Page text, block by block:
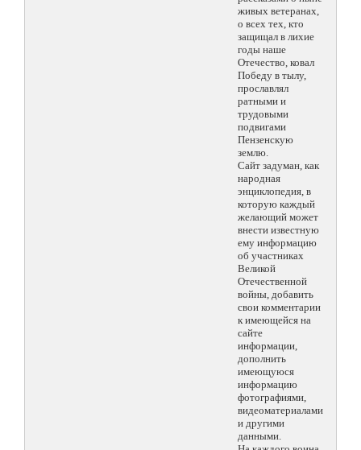
живых ветеранах,
о всех тех, кто
защищал в лихие
годы наше
Отечество, ковал
Победу в тылу,
прославлял
ратными и
трудовыми
подвигами
Пензенскую
землю.
Сайт задуман, как
народная
энциклопедия, в
которую каждый
желающий может
внести известную
ему информацию
об участниках
Великой
Отечественной
войны, добавить
свои комментарии
к имеющейся на
сайте
информации,
дополнить
имеющуюся
информацию
фотографиями,
видеоматериалами
и другими
данными.